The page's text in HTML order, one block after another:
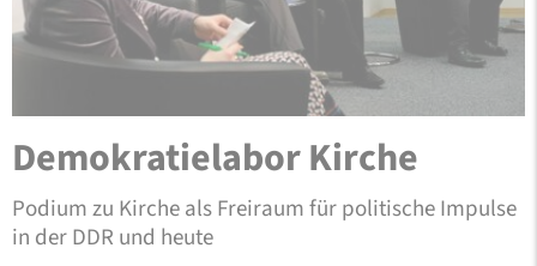
Demokratielabor Kirche
Podium zu Kirche als Freiraum für politische Impulse
in der DDR und heute